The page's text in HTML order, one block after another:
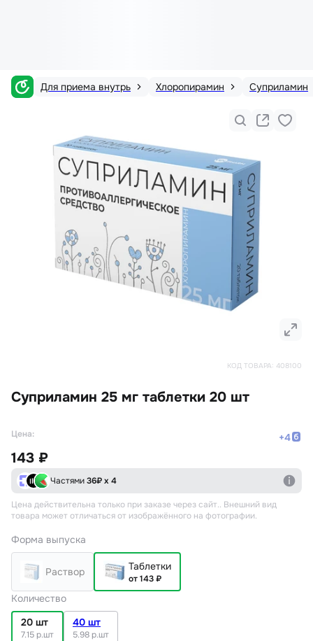
Для приема внутрь Хлоропирамин Суприламин
КОД ТОВАРА: 408100
Суприламин 25 мг таблетки 20 шт
Цена: +4
143 ₽
Частями36₽ х 4
Цена действительна только при заказе через сайт.. Внешний вид
товара может отличаться от изображённого на фотографии.
Форма выпуска
Раствор Таблетки
от 143 ₽
Количество
20 шт
7.15 р.шт
40 шт
5.98 р.шт